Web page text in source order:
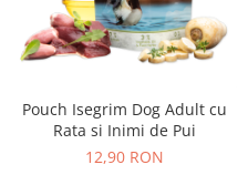
Genti, Custi Transport
Castroane, Boluri si Accesorii
Antiparazitare
Solutii educative si antistres
Lapte pentru Pisici
Suplimente Nutritive Pisici
Cosuri, Culcusuri si Perne
Sisaluri si Ansambluri de Joaca
Pouch Isegrim Dog Adult cu
Rata si Inimi de Pui
12,90 RON